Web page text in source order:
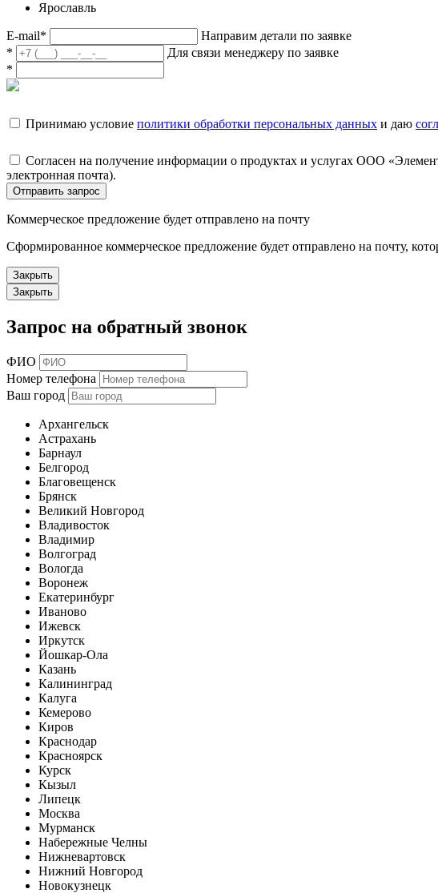
Ярославль
E-mail*
Направим детали по заявке
*
Для связи менеджеру по заявке
*
Принимаю условие политики обработки персональных данных и даю
Согласен на получение информации о продуктах и услугах ООО
электронная почта).
Отправить запрос
Коммерческое предложение будет отправлено на почту
Сформированное коммерческое предложение будет отправлено на почту,
Закрыть
Закрыть
Запрос на обратный звонок
ФИО
Номер телефона
Ваш город
Архангельск
Астрахань
Барнаул
Белгород
Благовещенск
Брянск
Великий Новгород
Владивосток
Владимир
Волгоград
Вологда
Воронеж
Екатеринбург
Иваново
Ижевск
Иркутск
Йошкар-Ола
Казань
Калининград
Калуга
Кемерово
Киров
Краснодар
Красноярск
Курск
Кызыл
Липецк
Москва
Мурманск
Набережные Челны
Нижневартовск
Нижний Новгород
Новокузнецк